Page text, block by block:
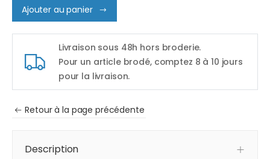
Ajouter au panier
Livraison sous 48h hors broderie.
Pour un article brodé, comptez 8 à 10 jours
pour la livraison.
Retour à la page précédente
Description